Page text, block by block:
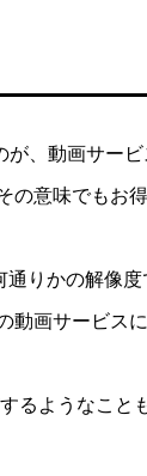
が、動画サー
意味でもお得
りかの解像
画サービス
るようなこと